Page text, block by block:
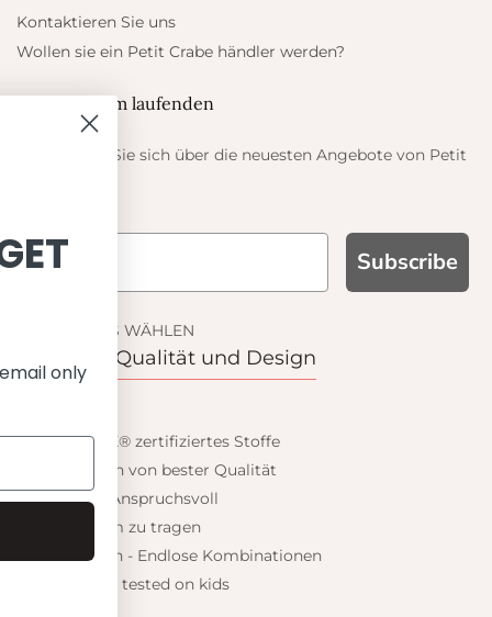
Kontaktieren Sie uns
Wollen sie ein Petit Crabe händler werden?
Blieb auf dem laufenden
Informieren Sie sich über die neuesten Angebote von Petit
Subscribe
WARUM UNS WÄHLEN
Funktion, Qualität und Design
OEKO-TEX® zertifiziertes Stoffe
Materialien von bester Qualität
Stilvoll & Anspruchsvoll
Angenehm zu tragen
Mix&Match - Endlose Kombinationen
Happiness tested on kids
UP AND GET
10% OFF
your first order and get email only
Continue